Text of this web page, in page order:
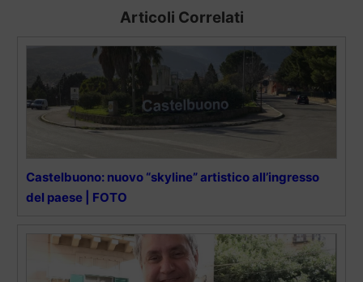
Articoli Correlati
Castelbuono: nuovo “skyline” artistico all’ingresso
del paese | FOTO